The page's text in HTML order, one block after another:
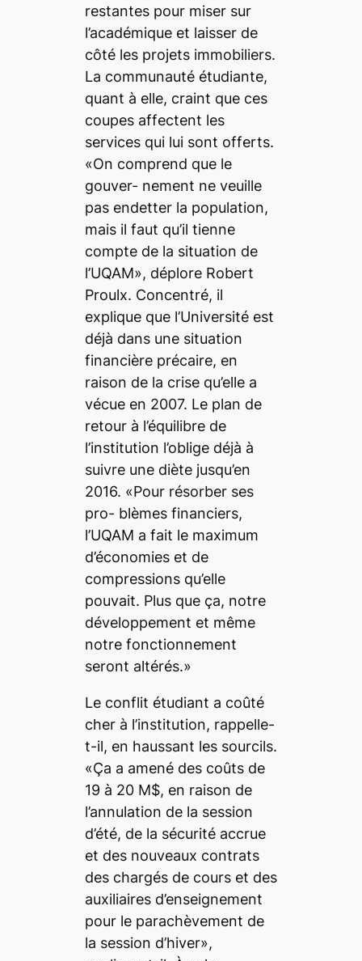
restantes pour miser sur
l’académique et laisser de
côté les projets immobiliers.
La communauté étudiante,
quant à elle, craint que ces
coupes affectent les
services qui lui sont offerts.
«On comprend que le
gouver- nement ne veuille
pas endetter la population,
mais il faut qu’il tienne
compte de la situation de
l’UQAM», déplore Robert
Proulx. Concentré, il
explique que l’Université est
déjà dans une situation
financière précaire, en
raison de la crise qu’elle a
vécue en 2007. Le plan de
retour à l’équilibre de
l’institution l’oblige déjà à
suivre une diète jusqu’en
2016. «Pour résorber ses
pro- blèmes financiers,
l’UQAM a fait le maximum
d’économies et de
compressions qu’elle
pouvait. Plus que ça, notre
développement et même
notre fonctionnement
seront altérés.»
Le conflit étudiant a coûté
cher à l’institution, rappelle-
t-il, en haussant les sourcils.
«Ça a amené des coûts de
19 à 20 M$, en raison de
l’annulation de la session
d’été, de la sécurité accrue
et des nouveaux contrats
des chargés de cours et des
auxiliaires d’enseignement
pour le parachèvement de
la session d’hiver»,